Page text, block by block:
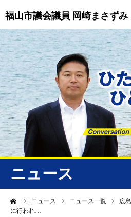
福山市議会議員 岡崎まさずみ
ニュース
ニュース ニュース一覧
広
に行われ…
HOME
重要情報
プロフィール
ニュース/トピックス
ニュース